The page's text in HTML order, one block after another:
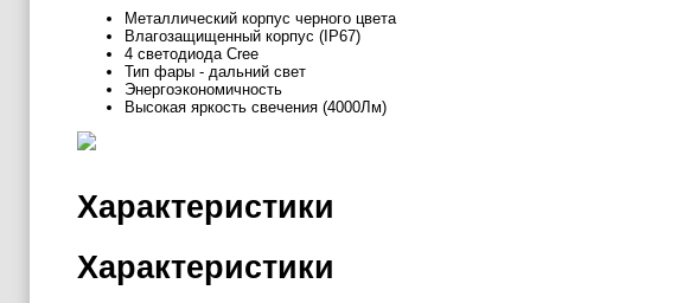
Металлический корпус черного цвета
Влагозащищенный корпус (IP67)
4 светодиода Cree
Тип фары - дальний свет
Энергоэкономичность
Высокая яркость свечения (4000Лм)
Характеристики
Характеристики